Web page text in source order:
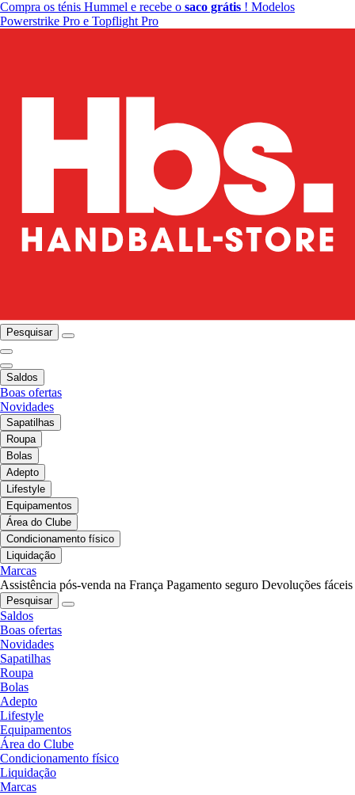
Compra os ténis Hummel e recebe o saco grátis ! Modelos
Powerstrike Pro e Topflight Pro
Pesquisar
Saldos
Boas ofertas
Novidades
Sapatilhas
Roupa
Bolas
Adepto
Lifestyle
Equipamentos
Área do Clube
Condicionamento físico
Liquidação
Marcas
Assistência pós-venda na França Pagamento seguro Devoluções fáceis
Pesquisar
Saldos
Boas ofertas
Novidades
Sapatilhas
Roupa
Bolas
Adepto
Lifestyle
Equipamentos
Área do Clube
Condicionamento físico
Liquidação
Marcas